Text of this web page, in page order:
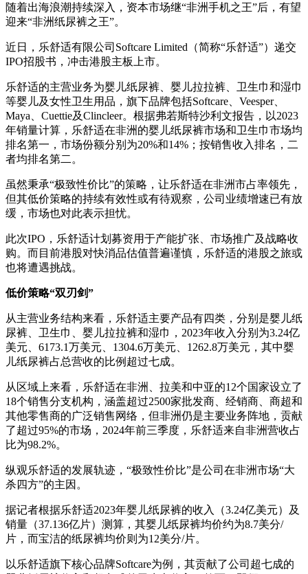
随着出海浪潮持续深入，资本市场继“非洲手机之王”后，有望
迎来“非洲纸尿裤之王”。
近日，乐舒适有限公司Softcare Limited（简称“乐舒适”）递交
IPO招股书，冲击港股主板上市。
乐舒适的主营业务为婴儿纸尿裤、婴儿拉拉裤、卫生巾和湿巾
等婴儿及女性卫生用品，旗下品牌包括Softcare、Veesper、
Maya、Cuettie及Clincleer。根据弗若斯特沙利文报告，以2023
年销量计算，乐舒适在非洲的婴儿纸尿裤市场和卫生巾市场均
排名第一，市场份额分别为20%和14%；按销售收入排名，二
者均排名第二。
虽然秉承“极致性价比”的策略，让乐舒适在非洲市占率领先，
但其低价策略的持续有效性或有待观察，公司业绩增速已有放
缓，市场也对此表示担忧。
此次IPO，乐舒适计划募资用于产能扩张、市场推广及战略收
购。而目前港股对快消品估值普遍谨慎，乐舒适的港股之旅或
也将遭遇挑战。
低价策略“双刃剑”
从主营业务结构来看，乐舒适主要产品有四类，分别是婴儿纸
尿裤、卫生巾、婴儿拉拉裤和湿巾，2023年收入分别为3.24亿
美元、6173.1万美元、1304.6万美元、1262.8万美元，其中婴
儿纸尿裤占总营收的比例超过七成。
从区域上来看，乐舒适在非洲、拉美和中亚的12个国家设立了
18个销售分支机构，涵盖超过2500家批发商、经销商、商超和
其他零售商的广泛销售网络，但非洲仍是主要业务阵地，贡献
了超过95%的市场，2024年前三季度，乐舒适来自非洲营收占
比为98.2%。
纵观乐舒适的发展轨迹，“极致性价比”是公司在非洲市场“大
杀四方”的主因。
据记者根据乐舒适2023年婴儿纸尿裤的收入（3.24亿美元）及
销量（37.136亿片）测算，其婴儿纸尿裤均价约为8.7美分/
片，而宝洁的纸尿裤均价则为12美分/片。
以乐舒适旗下核心品牌Softcare为例，其贡献了公司超七成的